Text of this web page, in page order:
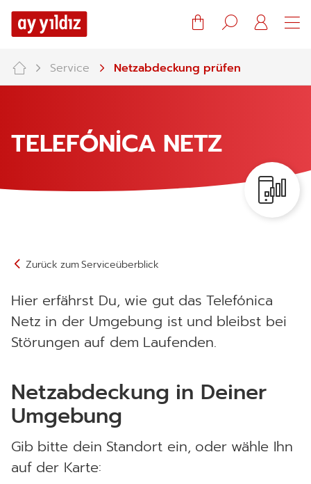
Warenkorb
Suche
Mein
Service Netzabdeckung prüfen
TELEFÓNİCA NETZ
Zurück zum Serviceüberblick
Hier erfährst Du, wie gut das Telefónica
Netz in der Umgebung ist und bleibst bei
Störungen auf dem Laufenden.
Netzabdeckung in Deiner
Umgebung
Gib bitte dein Standort ein, oder wähle Ihn
auf der Karte: